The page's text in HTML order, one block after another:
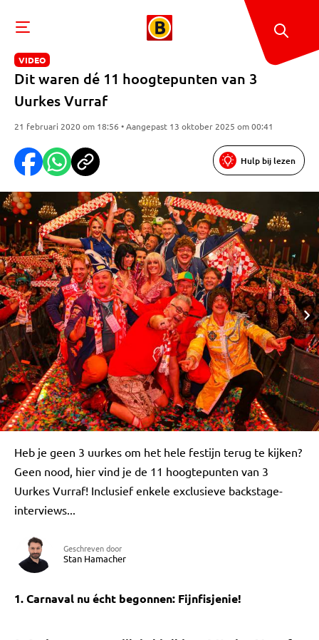
VIDEO
Dit waren dé 11 hoogtepunten van 3
Uurkes Vurraf
21 februari 2020 om 18:56 • Aangepast 13 oktober 2025 om 00:41
Hulp bij lezen
Heb je geen 3 uurkes om het hele festijn terug te kijken?
Geen nood, hier vind je de 11 hoogtepunten van 3
Uurkes Vurraf! Inclusief enkele exclusieve backstage-
interviews...
Geschreven door
Stan Hamacher
1. Carnaval nu écht begonnen: Fijnfisjenie!